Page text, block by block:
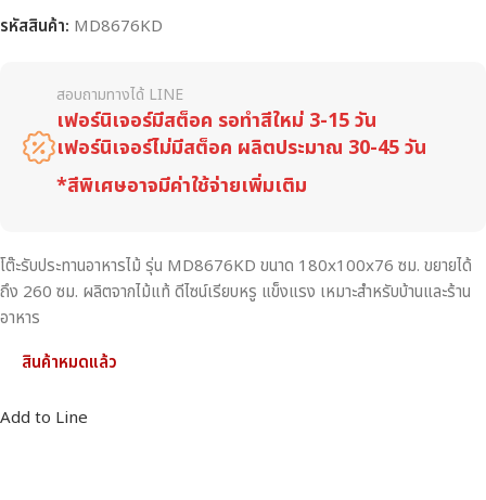
รหัสสินค้า: MD8676KD
สอบถามทางได้ LINE
เฟอร์นิเจอร์มีสต็อค รอทำสีใหม่ 3-15 วัน
เฟอร์นิเจอร์ไม่มีสต็อค ผลิตประมาณ 30-45 วัน
*สีพิเศษอาจมีค่าใช้จ่ายเพิ่มเติม
โต๊ะรับประทานอาหารไม้ รุ่น MD8676KD ขนาด 180x100x76 ซม. ขยายได้
ถึง 260 ซม. ผลิตจากไม้แท้ ดีไซน์เรียบหรู แข็งแรง เหมาะสำหรับบ้านและร้าน
อาหาร
สินค้าหมดแล้ว
Add to Line